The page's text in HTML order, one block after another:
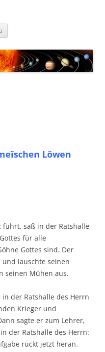
Löwen
führt, saß in der Ratshalle
für alle
Gottes sind. Der
und lauschte seinen
seinen Mühen aus.
in der Ratshalle des Herrn
Krieger und
sagte er zum Lehrer,
der Ratshalle des Herrn:
rückt jetzt heran.